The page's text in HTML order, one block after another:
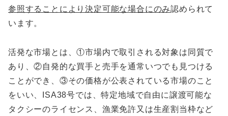
参照することにより決定可能な場合にのみ認められて
います。
活発な市場とは、①市場内で取引される対象は同質で
あり、②自発的な買手と売手を通常いつでも見つける
ことができ、③その価格が公表されている市場のこと
をいい、ISA38号では、特定地域で自由に譲渡可能な
タクシーのライセンス、漁業免許又は生産割当枠など